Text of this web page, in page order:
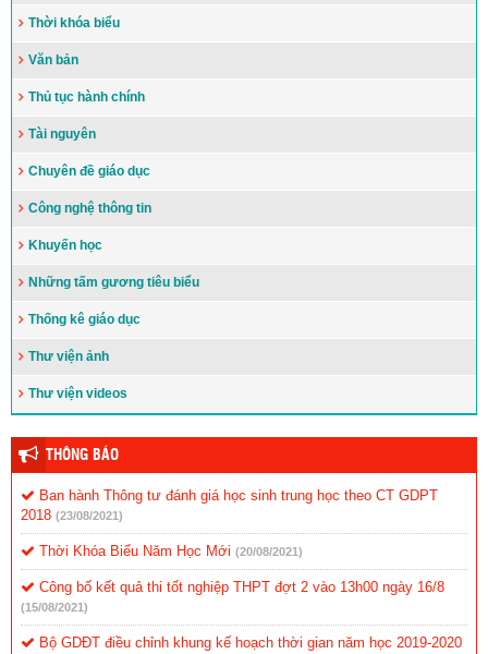
Thời khóa biểu
Văn bản
Thủ tục hành chính
Tài nguyên
Chuyên đề giáo dục
Công nghệ thông tin
Khuyến học
Những tấm gương tiêu biểu
Thống kê giáo dục
Thư viện ảnh
Thư viện videos
THÔNG BÁO
Ban hành Thông tư đánh giá học sinh trung học theo CT GDPT
2018 (23/08/2021)
Thời Khóa Biểu Năm Học Mới (20/08/2021)
Công bố kết quả thi tốt nghiệp THPT đợt 2 vào 13h00 ngày 16/8
(15/08/2021)
Bộ GDĐT điều chỉnh khung kế hoạch thời gian năm học 2019-2020